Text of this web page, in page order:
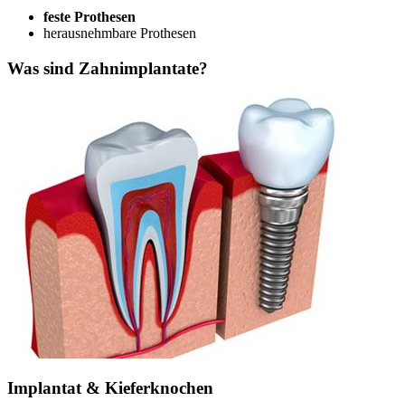
feste Prothesen
herausnehmbare Prothesen
Was sind Zahnimplantate?
Implantat & Kieferknochen